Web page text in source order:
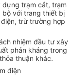
dựng trạm cắt, trạm
bộ với trang thiết bị
trừ trường hợp
nhiệm đầu tư xây
phản kháng trong
thuận khác.
điện